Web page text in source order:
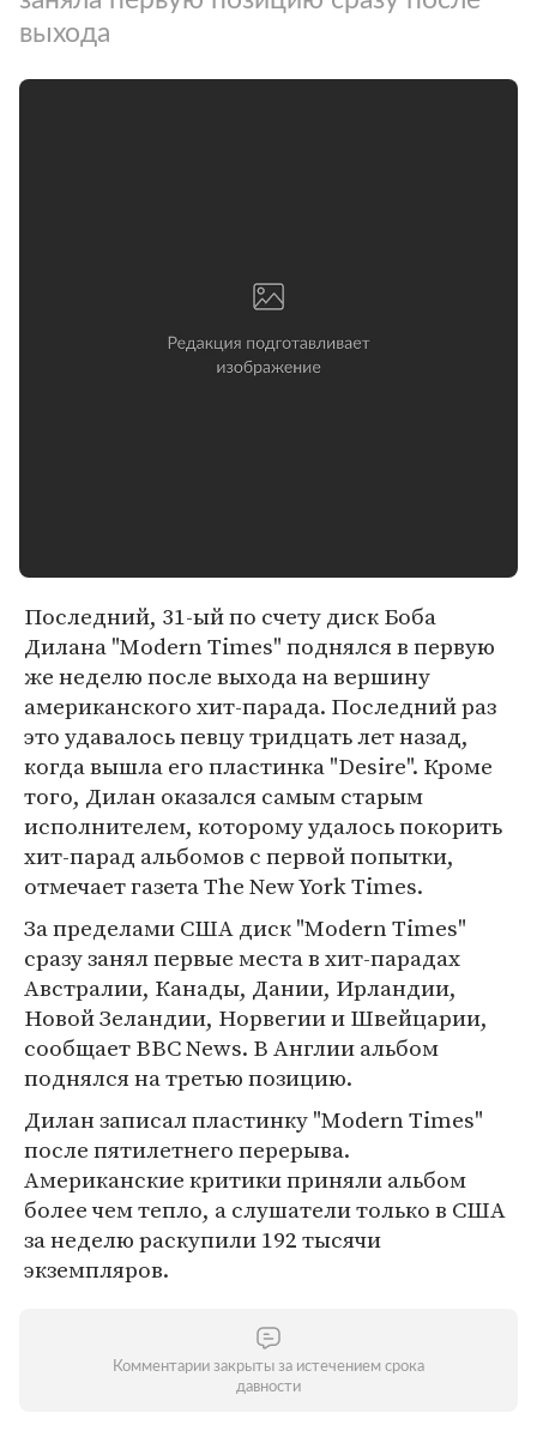
выхода
Последний, 31-ый по счету диск Боба
Дилана "Modern Times" поднялся в первую
же неделю после выхода на вершину
американского хит-парада. Последний раз
это удавалось певцу тридцать лет назад,
когда вышла его пластинка "Desire". Кроме
того, Дилан оказался самым старым
исполнителем, которому удалось покорить
хит-парад альбомов с первой попытки,
отмечает газета The New York Times.
За пределами США диск "Modern Times"
сразу занял первые места в хит-парадах
Австралии, Канады, Дании, Ирландии,
Новой Зеландии, Норвегии и Швейцарии,
сообщает BBC News. В Англии альбом
поднялся на третью позицию.
Дилан записал пластинку "Modern Times"
после пятилетнего перерыва.
Американские критики приняли альбом
более чем тепло, а слушатели только в США
за неделю раскупили 192 тысячи
экземпляров.
Комментарии закрыты за истечением срока
давности